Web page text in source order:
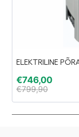
ELEKTRILINE
€746,00
€799,90